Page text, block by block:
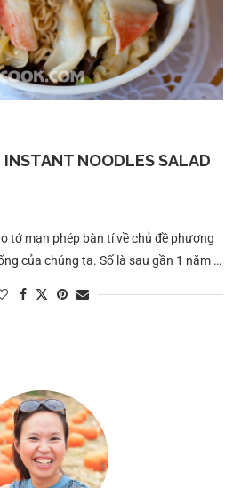
NOODLES SALAD
tớ mạn phép bàn tí về chủ đề phương
của chúng ta. Số là sau gần 1 năm …